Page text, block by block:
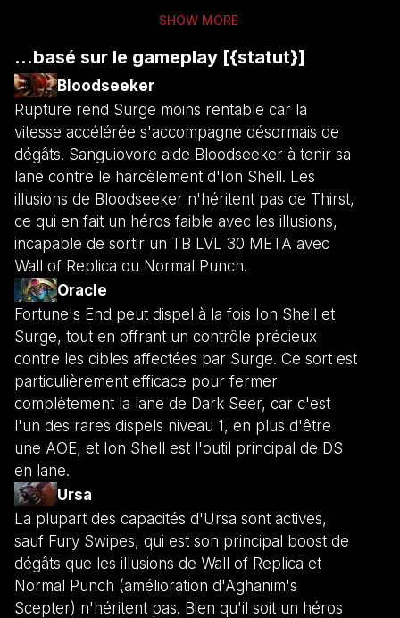
SHOW MORE
...basé sur le gameplay [{statut}]
Bloodseeker
Rupture rend Surge moins rentable car la
vitesse accélérée s'accompagne désormais de
dégâts. Sanguiovore aide Bloodseeker à tenir sa
lane contre le harcèlement d'Ion Shell. Les
illusions de Bloodseeker n'héritent pas de Thirst,
ce qui en fait un héros faible avec les illusions,
incapable de sortir un TB LVL 30 META avec
Wall of Replica ou Normal Punch.
Oracle
Fortune's End peut dispel à la fois Ion Shell et
Surge, tout en offrant un contrôle précieux
contre les cibles affectées par Surge. Ce sort est
particulièrement efficace pour fermer
complètement la lane de Dark Seer, car c'est
l'un des rares dispels niveau 1, en plus d'être
une AOE, et Ion Shell est l'outil principal de DS
en lane.
Ursa
La plupart des capacités d'Ursa sont actives,
sauf Fury Swipes, qui est son principal boost de
dégâts que les illusions de Wall of Replica et
Normal Punch (amélioration d'Aghanim's
Scepter) n'héritent pas. Bien qu'il soit un héros